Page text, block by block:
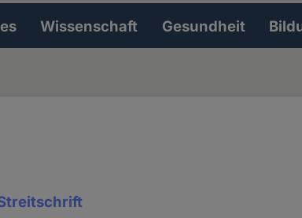
Wissenschaft Gesundheit